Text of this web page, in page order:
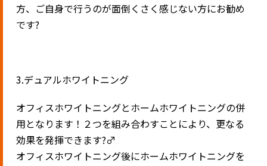
方、ご自身で行うのが面倒くさく感じない方にお勧め
です?
3.デュアルホワイトニング
オフィスホワイトニングとホームホワイトニングの併
用となります！２つを組み合わすことにより、更なる
効果を発揮できます?‍♂️
オフィスホワイトニング後にホームホワイトニングを